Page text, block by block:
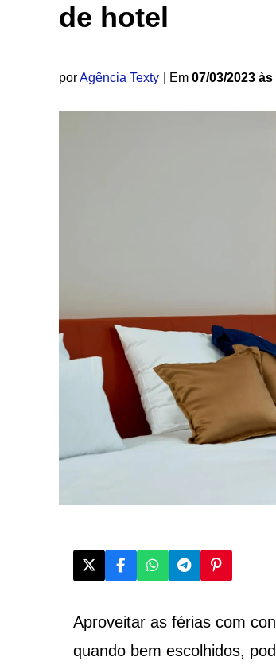
de hotel
porAgência Texty | Em 07/03/2023 às
Aproveitar as férias com
quando bem escolhidos,